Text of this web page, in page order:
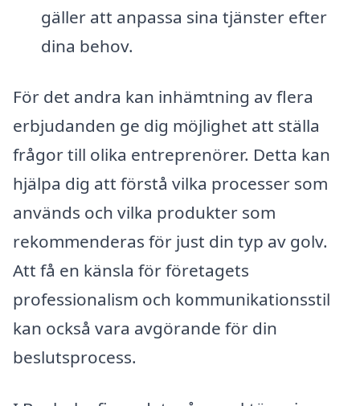
gäller att anpassa sina tjänster efter
dina behov.
För det andra kan inhämtning av flera
erbjudanden ge dig möjlighet att ställa
frågor till olika entreprenörer. Detta kan
hjälpa dig att förstå vilka processer som
används och vilka produkter som
rekommenderas för just din typ av golv.
Att få en känsla för företagets
professionalism och kommunikationsstil
kan också vara avgörande för din
beslutsprocess.